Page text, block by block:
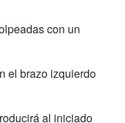
con un
el brazo izquierdo
al iniciado